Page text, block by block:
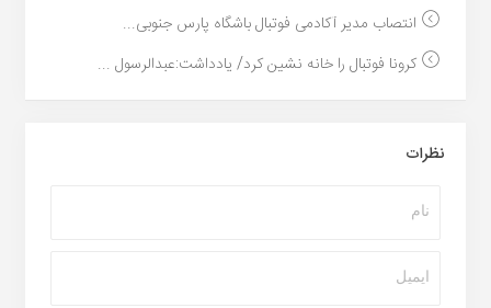
انتصاب مدیر آکادمی فوتبال باشگاه پارس جنوبی...
کرونا فوتبال را خانه ‎نشین کرد/ یادداشت:عبدالرسول ...
نظرات